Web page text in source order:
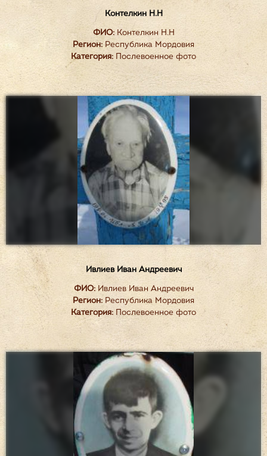
Контелкин Н.Н
ФИО:Контелкин Н.Н
Регион: Республика Мордовия
Категория: Послевоенное фото
Ивлиев Иван Андреевич
ФИО:Ивлиев Иван Андреевич
Регион: Республика Мордовия
Категория: Послевоенное фото